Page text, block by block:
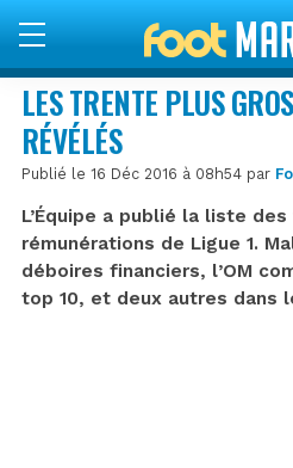
LES TRENTE PLUS
RÉVÉLÉS
Publié le 16 Déc 2016 à 08h54 par
L’Équipe a publié la liste
rémunérations de Ligue 1.
déboires financiers, l’OM
top 10, et deux autres dans